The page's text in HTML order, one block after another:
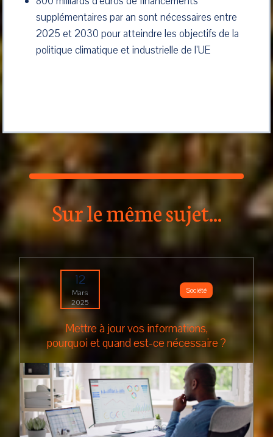
supplémentaires par an sont nécessaires entre
2025 et 2030 pour atteindre les objectifs de la
politique climatique et industrielle de l’UE
Sur le même sujet...
12
Mars
2025
Société
Mettre à jour vos informations,
pourquoi et quand est-ce nécessaire ?